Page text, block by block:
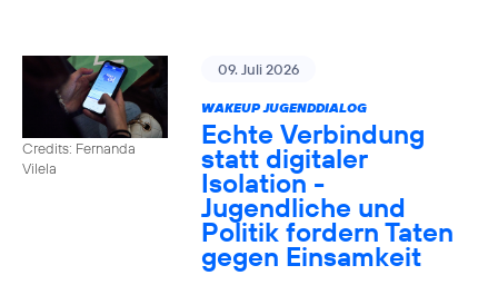
Credits: Fernanda
Vilela
09. Juli 2026
WAKEUP JUGENDDIALOG
Echte Verbindung
statt digitaler
Isolation -
Jugendliche und
Politik fordern Taten
gegen Einsamkeit